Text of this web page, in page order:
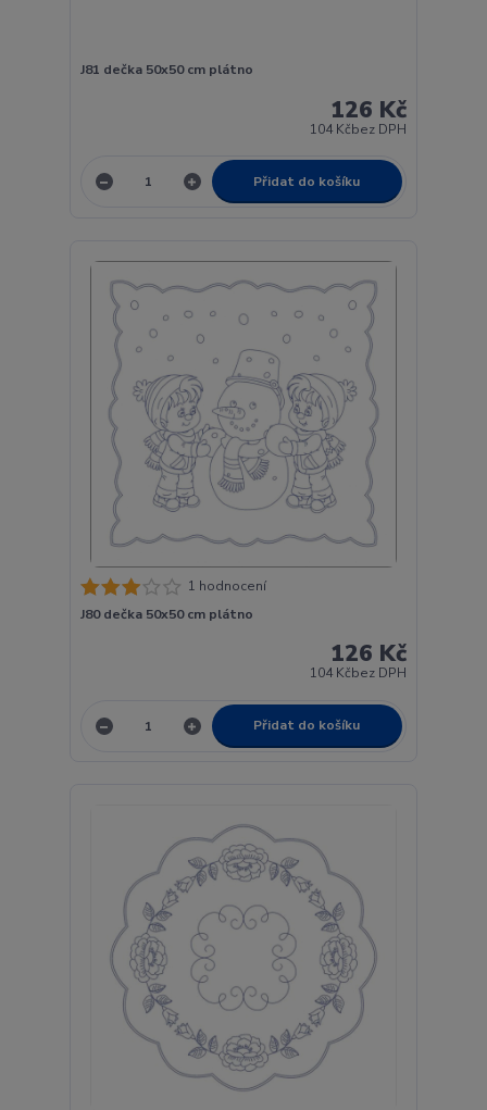
J81 dečka 50x50 cm plátno
126 Kč
104 Kčbez DPH
Přidat do košíku
1 hodnocení
J80 dečka 50x50 cm plátno
126 Kč
104 Kčbez DPH
Přidat do košíku